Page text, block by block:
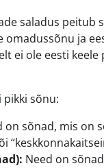
saladus
ja
ei ole eesti
pikki sõnu:
on sõnad, mis on
Need on